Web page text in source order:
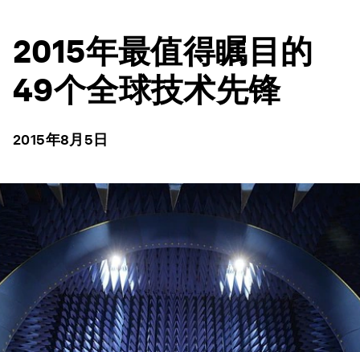
2015年最值得瞩目的
49个全球技术先锋
2015年8月5日